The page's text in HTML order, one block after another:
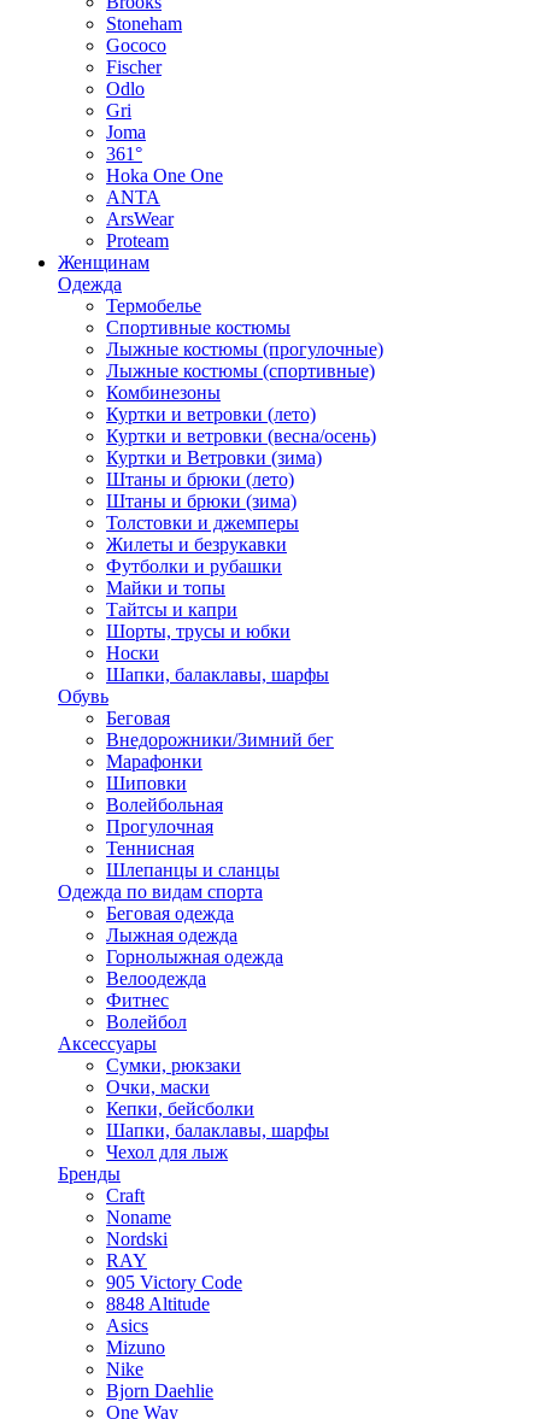
Stoneham
Gococo
Fischer
Odlo
Gri
Joma
361°
Hoka One One
ANTA
ArsWear
Proteam
Женщинам
Одежда
Термобелье
Спортивные костюмы
Лыжные костюмы (прогулочные)
Лыжные костюмы (спортивные)
Комбинезоны
Куртки и ветровки (лето)
Куртки и ветровки (весна/осень)
Куртки и Ветровки (зима)
Штаны и брюки (лето)
Штаны и брюки (зима)
Толстовки и джемперы
Жилеты и безрукавки
Футболки и рубашки
Майки и топы
Тайтсы и капри
Шорты, трусы и юбки
Носки
Шапки, балаклавы, шарфы
Обувь
Беговая
Внедорожники/Зимний бег
Марафонки
Шиповки
Волейбольная
Прогулочная
Теннисная
Шлепанцы и сланцы
Одежда по видам спорта
Беговая одежда
Лыжная одежда
Горнолыжная одежда
Велоодежда
Фитнес
Волейбол
Аксессуары
Сумки, рюкзаки
Очки, маски
Кепки, бейсболки
Шапки, балаклавы, шарфы
Чехол для лыж
Бренды
Craft
Noname
Nordski
RAY
905 Victory Code
8848 Altitude
Asics
Mizuno
Nike
Bjorn Daehlie
One Way